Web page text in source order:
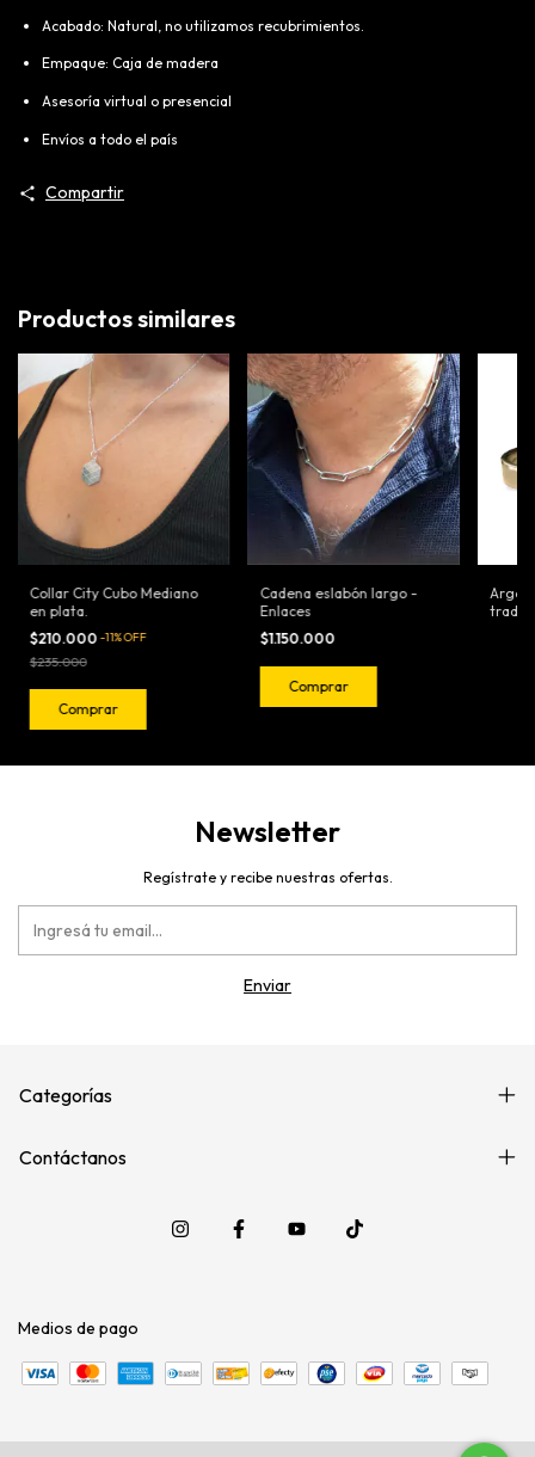
Acabado: Natural, no utilizamos recubrimientos.
Empaque: Caja de madera
Asesoría virtual o presencial
Envíos a todo el país
Compartir
Productos similares
Collar City Cubo Mediano
en plata.
$210.000-11%OFF
$235.000
Comprar
Cadena eslabón largo -
Enlaces
$1.150.000
Comprar
Newsletter
Regístrate y recibe nuestras ofertas.
Categorías
Contáctanos
Medios de pago